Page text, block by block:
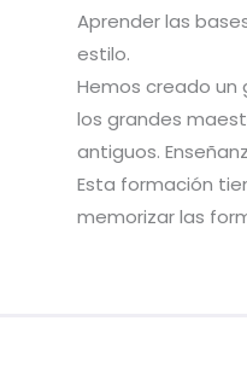
Aprender las
estilo.
Hemos creado un
los grandes
antiguos.
Esta formación
memorizar las